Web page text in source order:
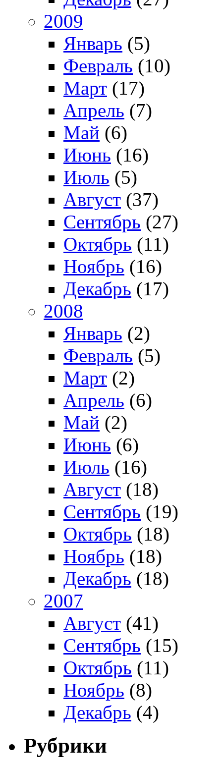
2009
Январь (5)
Февраль (10)
Март (17)
Апрель (7)
Май (6)
Июнь (16)
Июль (5)
Август (37)
Сентябрь (27)
Октябрь (11)
Ноябрь (16)
Декабрь (17)
2008
Январь (2)
Февраль (5)
Март (2)
Апрель (6)
Май (2)
Июнь (6)
Июль (16)
Август (18)
Сентябрь (19)
Октябрь (18)
Ноябрь (18)
Декабрь (18)
2007
Август (41)
Сентябрь (15)
Октябрь (11)
Ноябрь (8)
Декабрь (4)
Рубрики